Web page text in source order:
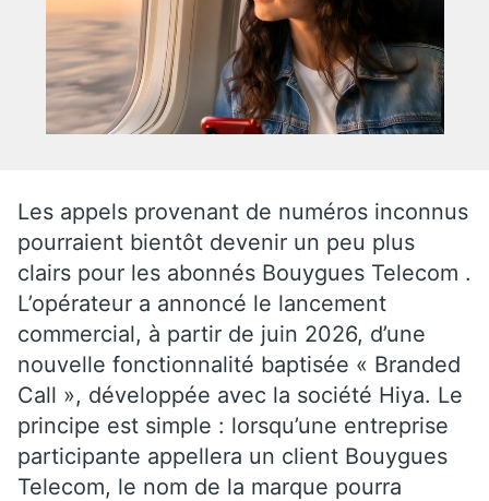
Les appels provenant de numéros inconnus
pourraient bientôt devenir un peu plus
clairs pour les abonnés Bouygues Telecom .
L’opérateur a annoncé le lancement
commercial, à partir de juin 2026, d’une
nouvelle fonctionnalité baptisée « Branded
Call », développée avec la société Hiya. Le
principe est simple : lorsqu’une entreprise
participante appellera un client Bouygues
Telecom, le nom de la marque pourra